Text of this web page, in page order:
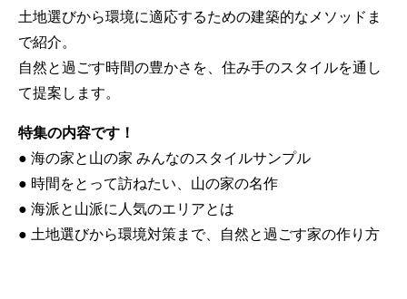
土地選びから環境に適応するための建築的なメソッドま
で紹介。
自然と過ごす時間の豊かさを、住み手のスタイルを通し
て提案します。
特集の内容です！
● 海の家と山の家 みんなのスタイルサンプル
● 時間をとって訪ねたい、山の家の名作
● 海派と山派に人気のエリアとは
● 土地選びから環境対策まで、自然と過ごす家の作り方